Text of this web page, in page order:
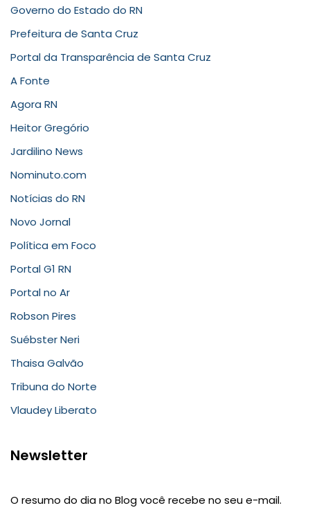
Governo do Estado do RN
Prefeitura de Santa Cruz
Portal da Transparência de Santa Cruz
A Fonte
Agora RN
Heitor Gregório
Jardilino News
Nominuto.com
Notícias do RN
Novo Jornal
Política em Foco
Portal G1 RN
Portal no Ar
Robson Pires
Suébster Neri
Thaisa Galvão
Tribuna do Norte
Vlaudey Liberato
Newsletter
O resumo do dia no Blog você recebe no seu e-mail.